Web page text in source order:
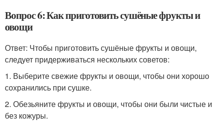
Вопрос 6: Как приготовить сушёные фрукты и
овощи
Ответ: Чтобы приготовить сушёные фрукты и овощи,
следует придерживаться нескольких советов:
1. Выберите свежие фрукты и овощи, чтобы они хорошо
сохранились при сушке.
2. Обезьяните фрукты и овощи, чтобы они были чистые и
без кожуры.